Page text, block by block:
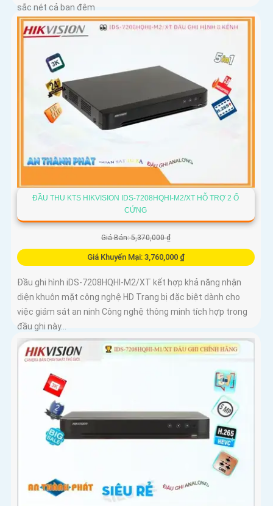
sắc nét cả ban đêm
ĐẦU THU KTS HIKVISION IDS-7208HQHI-M2/XT HỖ TRỢ 2 Ổ
CỨNG
Giá Bán: 5,370,000 ₫
Giá Khuyến Mại: 3,760,000 ₫
Đầu ghi hình iDS-7208HQHI-M2/XT kết hợp khả năng nhận
diện khuôn mặt công nghệ HD Trang bị đặc biệt dành cho
việc giám sát an ninh Công nghệ thông minh tích hợp trong
đầu ghi này...